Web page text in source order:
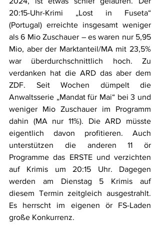
20:15-Uhr-Krimi „Lost in Fuseta“
(Portugal) erreichte insgesamt weniger
als 6 Mio Zuschauer – es waren nur 5,95
Mio, aber der Marktanteil/MA mit 23,5%
war überdurchschnittlich hoch. Zu
verdanken hat die ARD das aber dem
ZDF. Seit Wochen dümpelt die
Anwaltsserie „Mandat für Mai“ bei 3 und
weniger Mio Zuschauer im Programm
dahin (MA nur 11%). Die ARD müsste
eigentlich davon profitieren. Auch
unterstützen die anderen 11 ör
Programme das ERSTE und verzichten
auf Krimis um 20:15 Uhr. Dagegen
werden am Dienstag 5 Krimis auf
diesem Termin zeitgleich ausgestrahlt.
Es herrscht im eigenen ör FS-Laden
große Konkurrenz.